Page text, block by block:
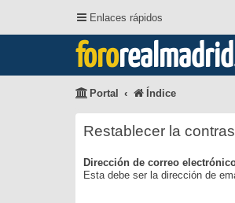
Enlaces rápidos
fororealmadrid
Portal Índice
Restablecer la
Dirección de correo
Esta debe ser la dirección de